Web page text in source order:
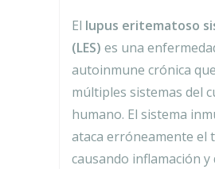
El lupus eritematoso
(LES) es una
autoinmune crónica
múltiples sistemas del
humano. El sistema
ataca erróneamente el
causando inflamación y